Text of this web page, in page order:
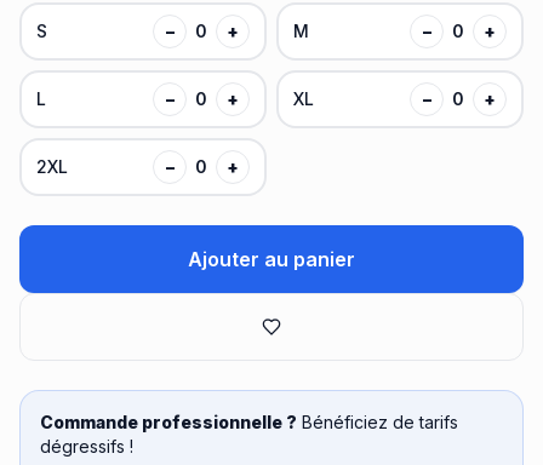
S − 0 + M − 0 +
L − 0 + XL − 0 +
2XL − 0 +
Ajouter au panier
Commande professionnelle ? Bénéficiez de tarifs
dégressifs !